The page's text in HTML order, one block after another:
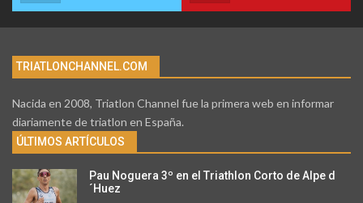
TRIATLONCHANNEL.COM
Nacida en 2008, Triatlon Channel fue la primera web en informar
diariamente de triatlon en España.
ÚLTIMOS ARTÍCULOS
Pau Noguera 3º en el Triathlon Corto de Alpe d
´Huez